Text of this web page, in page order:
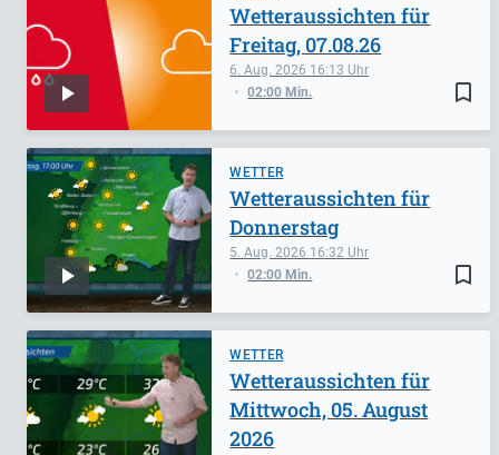
bookmark_border
6. Aug. 2026 16:13
02:00 Min.
Wetteraussichten für
Freitag, 07.08.26
WETTER
bookmark_border
5. Aug. 2026 16:32
02:00 Min.
Wetteraussichten für
Donnerstag
WETTER
Wetteraussichten für
Mittwoch, 05. August
2026